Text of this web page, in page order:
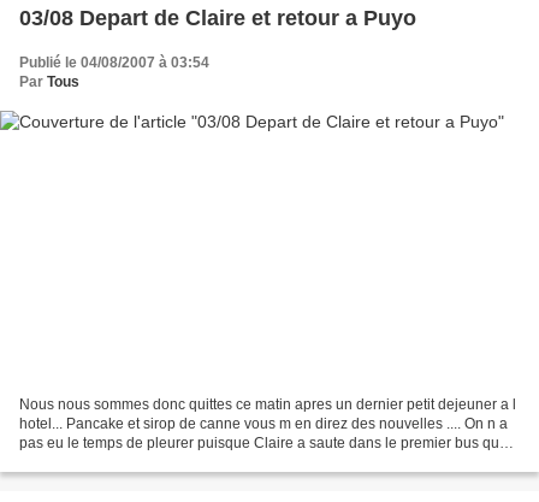
03/08 Depart de Claire et retour a Puyo
Publié le 04/08/2007 à 03:54
Par Tous
Nous nous sommes donc quittes ce matin apres un dernier petit dejeuner a l
hotel... Pancake et sirop de canne vous m en direz des nouvelles .... On n a
pas eu le temps de pleurer puisque Claire a saute dans le premier bus qu